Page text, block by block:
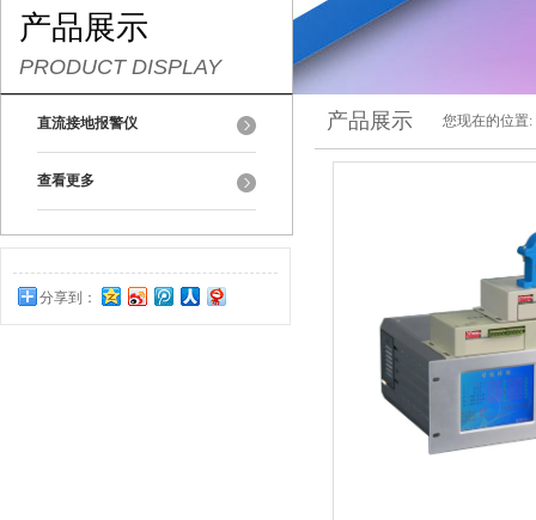
产品展示
PRODUCT DISPLAY
直流接地报警仪
查看更多
分享到：
产品展示 您现在的位置: